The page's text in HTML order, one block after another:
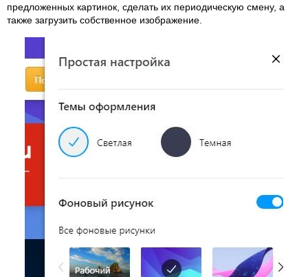
предложенных картинок, сделать их периодическую смену, а
также загрузить собственное изображение.